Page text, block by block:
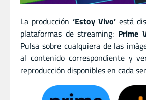
La producción ‘Estoy Vivo’está
plataformas de streaming: Prime
Pulsa sobre cualquiera de las
al contenido correspondiente y
reproducción disponibles en cada